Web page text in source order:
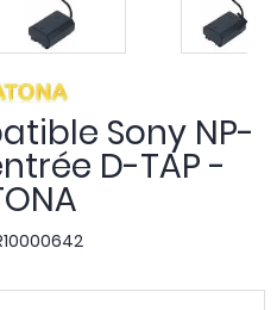
Sony NP-
D-TAP -